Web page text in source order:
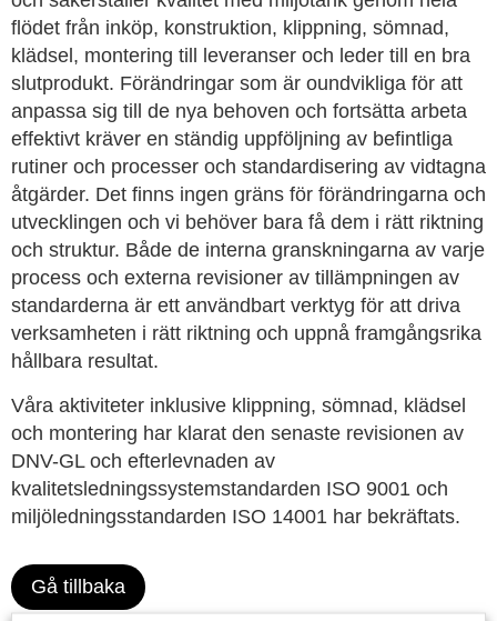
flödet från inköp, konstruktion, klippning, sömnad,
klädsel, montering till leveranser och leder till en bra
slutprodukt. Förändringar som är oundvikliga för att
anpassa sig till de nya behoven och fortsätta arbeta
effektivt kräver en ständig uppföljning av befintliga
rutiner och processer och standardisering av vidtagna
åtgärder. Det finns ingen gräns för förändringarna och
utvecklingen och vi behöver bara få dem i rätt riktning
och struktur. Både de interna granskningarna av varje
process och externa revisioner av tillämpningen av
standarderna är ett användbart verktyg för att driva
verksamheten i rätt riktning och uppnå framgångsrika
hållbara resultat.
Våra aktiviteter inklusive klippning, sömnad, klädsel
och montering har klarat den senaste revisionen av
DNV-GL och efterlevnaden av
kvalitetsledningssystemstandarden ISO 9001 och
miljöledningsstandarden ISO 14001 har bekräftats.
Gå tillbaka